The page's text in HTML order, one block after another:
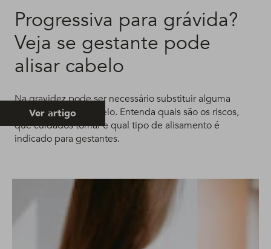
Progressiva para grávida?
Veja se gestante pode
alisar cabelo
Na gravidez pode ser necessário substituir alguma
química feita no cabelo. Entenda quais são os riscos,
que cuidados tomar e qual tipo de alisamento é
indicado para gestantes.
Ver artigo